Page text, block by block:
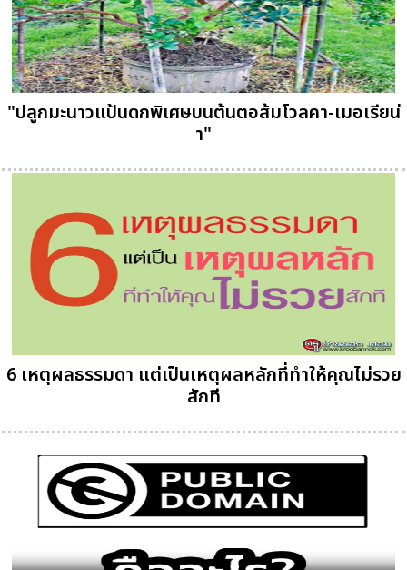
"ปลูกมะนาวแป้นดกพิเศษบนต้นตอส้มโวลคา-เมอเรียน่
า"
6 เหตุผลธรรมดา แต่เป็นเหตุผลหลักที่ทำให้คุณไม่รวย
สักที